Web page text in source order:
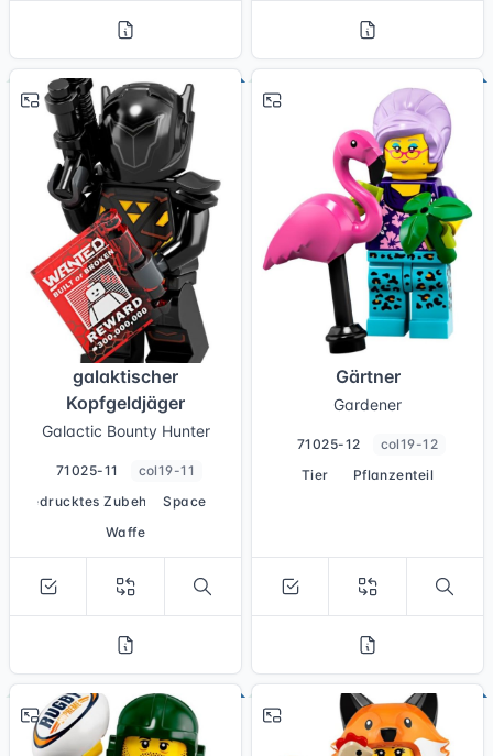
galaktischer
Kopfgeldjäger
Galactic Bounty Hunter
71025-11
col19-11
bedrucktes Zubehör
Space
Waffe
Gärtner
Gardener
71025-12
col19-12
Tier
Pflanzenteil